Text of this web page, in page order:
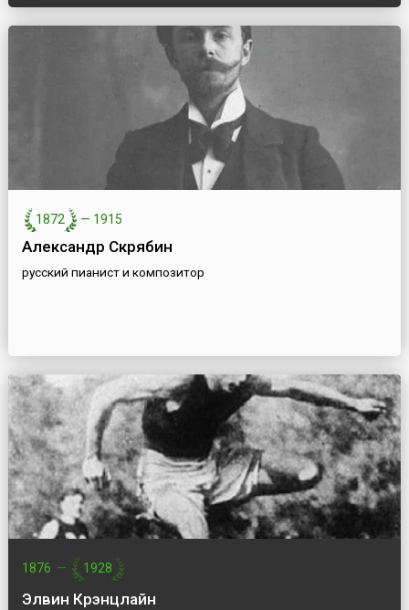
1872 — 1915
Александр Скрябин
русский пианист и композитор
1876 — 1928
Элвин Крэнцлайн